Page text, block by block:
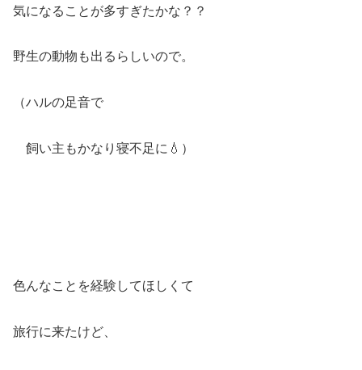
気になることが多すぎたかな？？
野生の動物も出るらしいので。
（ハルの足音で
飼い主もかなり寝不足に💧）
色んなことを経験してほしくて
旅行に来たけど、